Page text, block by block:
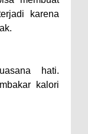
karena
hati.
kalori